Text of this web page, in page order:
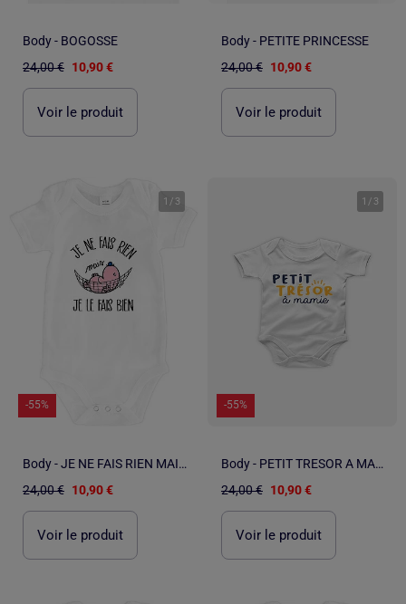
Body - BOGOSSE
24,00 € 10,90 €
Voir le produit
Body - PETITE PRINCESSE
24,00 € 10,90 €
Voir le produit
1 / 3
-55%
Body - JE NE FAIS RIEN MAIS JE LE FAIS BIEN
24,00 € 10,90 €
Voir le produit
1 / 3
-55%
Body - PETIT TRESOR A MAMIE
24,00 € 10,90 €
Voir le produit